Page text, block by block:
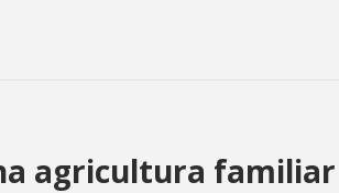
agricultura familiar